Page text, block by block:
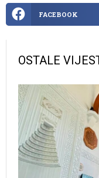
FACEBOOK
OSTALE